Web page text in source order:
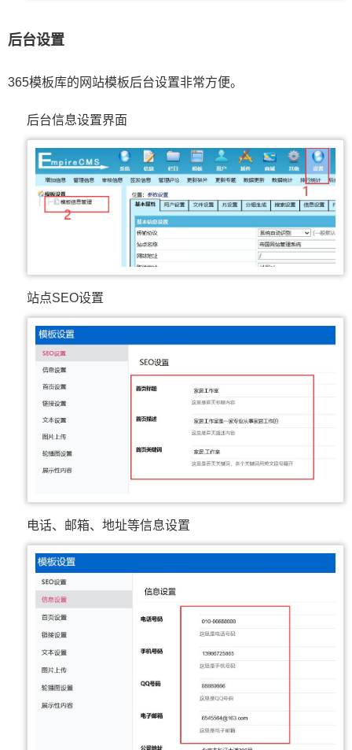
后台设置
365模板库的网站模板后台设置非常方便。
后台信息设置界面
站点SEO设置
电话、邮箱、地址等信息设置